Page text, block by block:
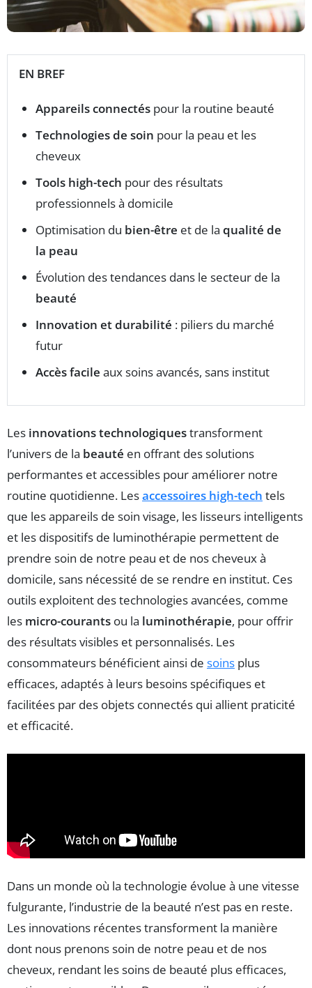
EN BREF
Appareils connectés pour la routine beauté
Technologies de soin pour la peau et les
cheveux
Tools high-tech pour des résultats
professionnels à domicile
Optimisation du bien-être et de la qualité de
la peau
Évolution des tendances dans le secteur de la
beauté
Innovation et durabilité : piliers du marché
futur
Accès facile aux soins avancés, sans institut
Les innovations technologiquestransforment
l’univers de la beauté en offrant des solutions
performantes et accessibles pour améliorer notre
routine quotidienne. Lesaccessoires high-tech tels
que les appareils de soin visage, les lisseurs intelligents
et les dispositifs de luminothérapie permettent de
prendre soin de notre peau et de nos cheveux à
domicile, sans nécessité de se rendre en institut. Ces
outils exploitent des technologies avancées, comme
les micro-courants ou la luminothérapie, pour offrir
des résultats visibles et personnalisés. Les
consommateurs bénéficient ainsi de soins plus
efficaces, adaptés à leurs besoins spécifiques et
facilitées par des objets connectés qui allient praticité
et efficacité.
Dans un monde où la technologie évolue à une vitesse
fulgurante, l’industrie de la beauté n’est pas en reste.
Les innovations récentes transforment la manière
dont nous prenons soin de notre peau et de nos
cheveux, rendant les soins de beauté plus efficaces,